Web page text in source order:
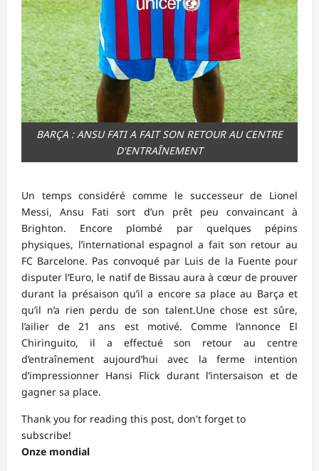
BARÇA : ANSU FATI A FAIT SON RETOUR AU CENTRE
D'ENTRAÎNEMENT
Un temps considéré comme le successeur de Lionel
Messi, Ansu Fati sort d’un prêt peu convaincant à
Brighton. Encore plombé par quelques pépins
physiques, l’international espagnol a fait son retour au
FC Barcelone. Pas convoqué par Luis de la Fuente pour
disputer l’Euro, le natif de Bissau aura à cœur de prouver
durant la présaison qu’il a encore sa place au Barça et
qu’il n’a rien perdu de son talent.Une chose est sûre,
l’ailier de 21 ans est motivé. Comme l’annonce El
Chiringuito, il a effectué son retour au centre
d’entraînement aujourd’hui avec la ferme intention
d’impressionner Hansi Flick durant l’intersaison et de
gagner sa place.
Thank you for reading this post, don't forget to
subscribe!
Onze mondial